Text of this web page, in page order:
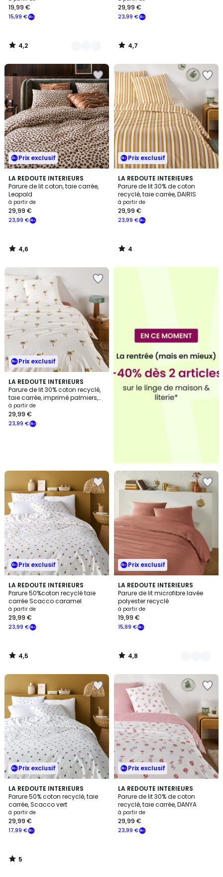
à
partir
19,99
€
notre
programme
pour
payer
à
la
place
15,99
€.
15,99 €
19,99 €
4,2
/
23,99 €
29,99 €
4,7
/
Prix exclusif
LA REDOUTE INTERIEURS
Parure de lit coton, taie carrée,
Leopold
à partir de
23,99 €
29,99 €
4,6
/ 5
4,6
/
Prix exclusif
LA REDOUTE INTERIEURS
Parure de lit 30% de coton
recyclé, taie carrée, DAIRIS
à partir de
23,99 €
29,99 €
4
/
5
4
/
Prix exclusif
LA REDOUTE INTERIEURS
Parure de lit 30% coton recyclé,
taie carrée, imprimé palmiers,
PARADELA
à partir de
23,99 €
29,99 €
Prix exclusif
LA REDOUTE INTERIEURS
Parure 50%coton recyclé taie
carrée Scacco caramel
à partir de
23,99 €
29,99 €
4,5
/ 5
4,5
/
Prix exclusif
LA REDOUTE INTERIEURS
Parure de lit microfibre lavée
polyester recyclé
à partir de
15,99 €
19,99 €
4,8
/ 5
4
Couleurs
4,8
/
Prix exclusif
LA REDOUTE INTERIEURS
Parure 50% coton recyclé, taie
carrée, Scacco vert
à partir de
17,99 €
29,99 €
5
/
5
5
/
Prix exclusif
LA REDOUTE INTERIEURS
Parure de lit 30% de coton
recyclé, taie carrée, DANYA
à partir de
23,99 €
29,99 €